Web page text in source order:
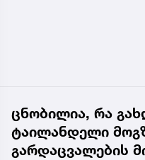
ცნობილია, რა
ტაილანდელი
გარდაცვალების